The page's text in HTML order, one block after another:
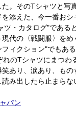
た。そのTシャツと写
を添えた、今一番おシ
ツ・カタログ"である
現代の〈戦闘服〉をめ
フィクション"でもある
れのTシャツにまつわ
笑あり、涙あり、もの
み出したら止まらな
パン